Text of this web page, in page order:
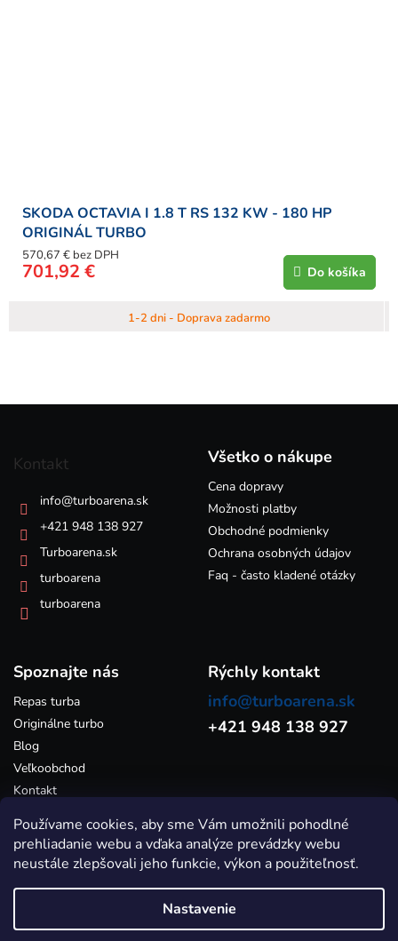
Používame cookies, aby sme Vám umožnili pohodlné
prehliadanie webu a vďaka analýze prevádzky webu
neustále zlepšovali jeho funkcie, výkon a použiteľnosť.
Nastavenie
SKODA OCTAVIA I 1.8 T RS 132 KW - 180 HP
ORIGINÁL TURBO
1-2 dni - Doprava zadarmo
570,67 € bez DPH
701,92 € Do košíka
Z
Kontakt
info@turboarena.sk
+421 948 138 927
Turboarena.sk
turboarena
turboarena
Všetko o nákupe
Cena dopravy
Možnosti platby
Obchodné podmienky
Ochrana osobných údajov
Faq - často kladené otázky
Spoznajte nás
Repas turba
Originálne turbo
Blog
Veľkoobchod
Kontakt
Rýchly kontakt
info@turboarena.sk
+421 948 138 927